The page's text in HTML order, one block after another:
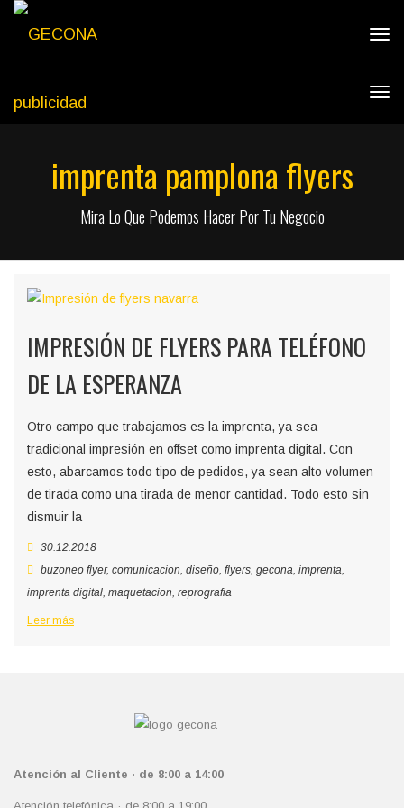
imprenta pamplona flyers
Mira Lo Que Podemos Hacer Por Tu Negocio
IMPRESIÓN DE FLYERS PARA TELÉFONO
DE LA ESPERANZA
Otro campo que trabajamos es la imprenta, ya sea
tradicional impresión en offset como imprenta digital. Con
esto, abarcamos todo tipo de pedidos, ya sean alto volumen
de tirada como una tirada de menor cantidad. Todo esto sin
dismuir la
30.12.2018
buzoneo flyer, comunicacion, diseño, flyers, gecona, imprenta,
imprenta digital, maquetacion, reprografia
Leer más
Atención al Cliente · de 8:00 a 14:00